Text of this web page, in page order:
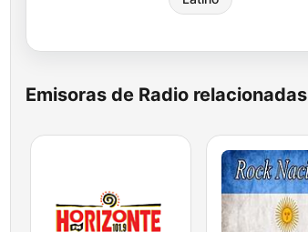
Emisoras de Radio relacionadas